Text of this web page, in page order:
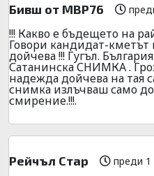
Бивш от МВР76
!!! Какво е бъдещето на
Говори кандидат-
дойчева !!! Гугъл.
Сатанинска СНИМКА .
надежда дойчева на тая
снимка излъчваш само
смирение.!!!.
Рейчъл Стар преди 1